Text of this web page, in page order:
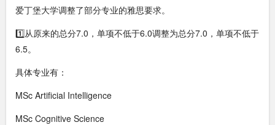
爱丁堡大学调整了部分专业的雅思要求。
1️⃣从原来的总分7.0，单项不低于6.0调整为总分7.0，单项不低于
6.5。
具体专业有：
MSc Artificial Intelligence
MSc Cognitive Science